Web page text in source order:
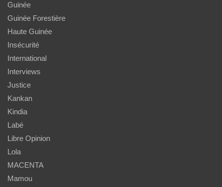
Guinée
Guinée Forestière
Haute Guinée
Insécurité
International
Interviews
Justice
Kankan
Kindia
Labé
Libre Opinion
Lola
MACENTA
Mamou